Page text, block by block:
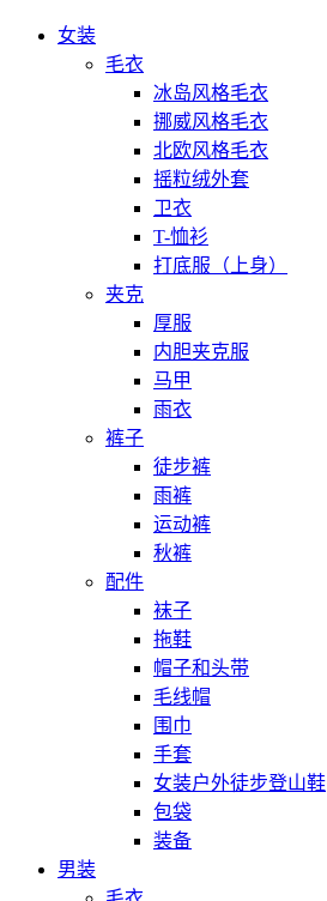
女装
毛衣
冰岛风格毛衣
挪威风格毛衣
北欧风格毛衣
摇粒绒外套
卫衣
T-恤衫
打底服（上身）
夹克
厚服
内胆夹克服
马甲
雨衣
裤子
徒步裤
雨裤
运动裤
秋裤
配件
袜子
拖鞋
帽子和头带
毛线帽
围巾
手套
女装户外徒步登山鞋
包袋
装备
男装